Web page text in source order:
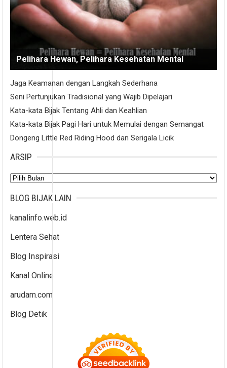
Pelihara Hewan, Pelihara Kesehatan Mental
Jaga Keamanan dengan Langkah Sederhana
Seni Pertunjukan Tradisional yang Wajib Dipelajari
Kata-kata Bijak Tentang Ahli dan Keahlian
Kata-kata Bijak Pagi Hari untuk Memulai dengan Semangat
Dongeng Little Red Riding Hood dan Serigala Licik
ARSIP
Arsip
BLOG BIJAK LAIN
kanalinfo.web.id
Lentera Sehat
Blog Inspirasi
Kanal Online
arudam.com
Blog Detik